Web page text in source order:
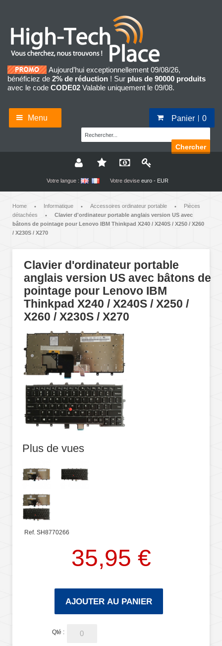
Aujourd’hui exceptionnellement 09/08/26,
bénéficiez de 2% de réduction ! Sur plus de 90000 produits
avec le code CODE02 Valable uniquement le 09/08.
Menu Panier 0
Chercher
Votre langue : Votre devise euro - EUR
Home • Informatique • Accessoires ordinateur portable •
Pièces
détachées
•
Clavier d'ordinateur portable anglais version US avec
bâtons de pointage pour Lenovo IBM Thinkpad X240 / X240S / X250 / X260
/ X230S / X270
Clavier d'ordinateur portable
anglais version US avec bâtons de
pointage pour Lenovo IBM
Thinkpad X240 / X240S / X250 /
X260 / X230S / X270
Plus de vues
Ref. SH8770266
35,95 €
AJOUTER AU PANIER
Qté :